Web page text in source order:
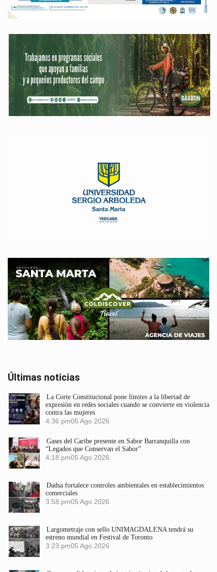
Últimas noticias
La Corte Constitucional pone límites a la libertad de
expresión en redes sociales cuando se convierte en violencia
contra las mujeres
4:36 pm05 Ago 2026
Gases del Caribe presente en Sabor Barranquilla con
“Legados que Conservan el Sabor”
4:18 pm05 Ago 2026
Dadsa fortalece controles ambientales en establecimientos
comerciales
3:58 pm05 Ago 2026
Largometraje con sello UNIMAGDALENA tendrá su
estreno mundial en Festival de Toronto
3:23 pm05 Ago 2026